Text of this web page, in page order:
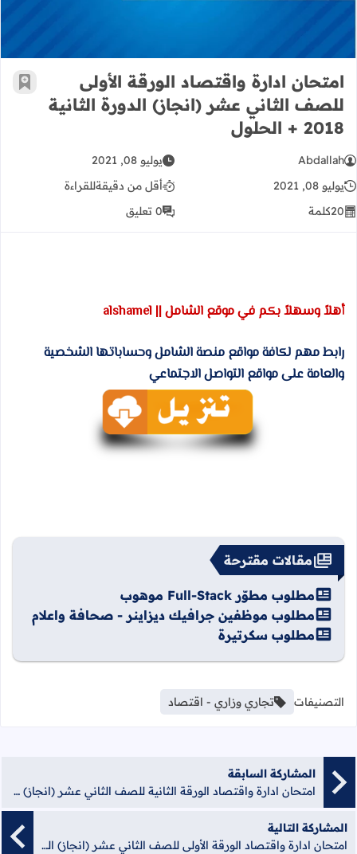
امتحان ادارة واقتصاد الورقة الأولى
للصف الثاني عشر (انجاز) الدورة الثانية
2018 + الحلول
أضف
Abdallah
يوليو 08, 2021
يوليو 08, 2021
أقل من دقيقةللقراءة
20كلمة 0 تعليق
أهلاً وسهلاً بكم في موقع الشامل || alshamel
رابط مهم لكافة مواقع منصة الشامل وحساباتها الشخصية
والعامة على مواقع التواصل الاجتماعي
مقالات مقترحة
مطلوب مطوّر Full-Stack موهوب
مطلوب موظفين جرافيك ديزاينر - صحافة واعلام
مطلوب سكرتيرة
التصنيفات تجاري وزاري - اقتصاد
المشاركة السابقة
امتحان ادارة واقتصاد الورقة الثانية للصف الثاني عشر (انجاز) 2018 (الدورة الأولى) + الحلول
المشاركة التالية
امتحان ادارة واقتصاد الورقة الأولى للصف الثاني عشر (انجاز) الدورة الأولى 2018 + الحلول